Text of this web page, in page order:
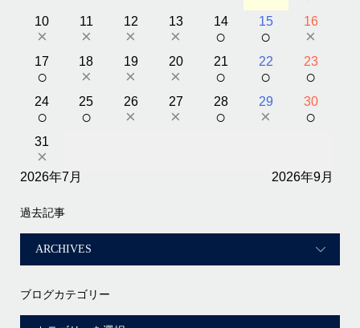
10
×
11
×
12
×
13
×
14
○
15
○
16
×
17
○
18
×
19
×
20
×
21
○
22
○
23
○
24
○
25
○
26
×
27
×
28
○
29
×
30
○
31
×
2026年7月 2026年9月
過去記事
ブログカテゴリー